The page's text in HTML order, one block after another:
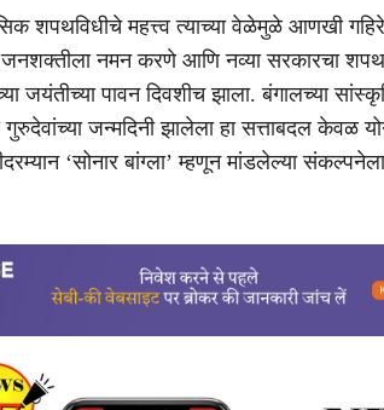
शपथविधीचे महत्त्व त्याच्या वेळेमुळे आणखी
जनशक्तीला नमन करणे आणि नव्या सरकारचा
जयंतीच्या पावन दिवशीच झाला. बंगालच्या
जन्मदिनी झालेला हा सत्ताबदल केवळ
‘सोनार बांग्ला’ म्हणून मांडलेल्या